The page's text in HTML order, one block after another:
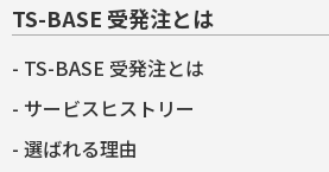
TS-BASE 受発注とは
TS-BASE 受発注とは
サービスヒストリー
選ばれる理由